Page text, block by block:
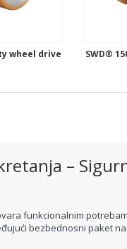
wheel drive SWD®
–
funkcionalnim
bezbednosni paket na